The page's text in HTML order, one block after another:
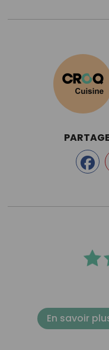
En savoir